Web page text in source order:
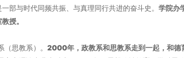
部与时代同频共振、与真理同行共进的奋斗史。 学院办
授。
思教系）。 2000年，政教系和思教系走到一起，和德